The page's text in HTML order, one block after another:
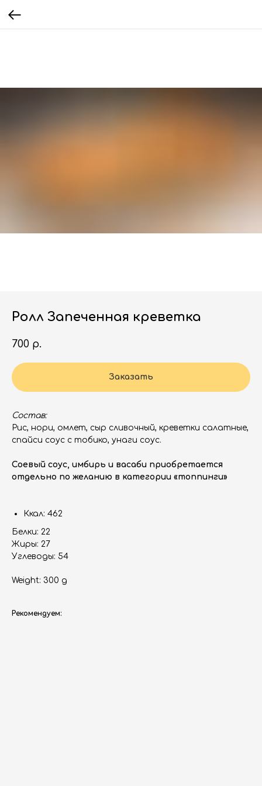
Ролл Запеченная креветка
700 р.
Заказать
Состав:
Рис, нори, омлет, сыр сливочный, креветки салатные,
спайси соус с тобико, унаги соус.
Соевый соус, имбирь и васаби приобретается
отдельно по желанию в категории «топпинги»
Ккал: 462
Белки: 22
Жиры: 27
Углеводы: 54
Weight: 300 g
Рекомендуем: